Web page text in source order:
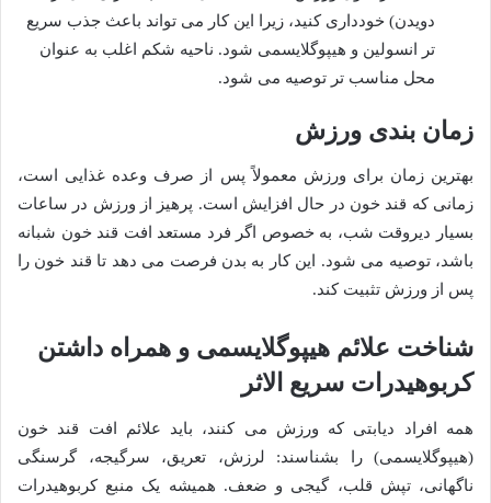
دویدن) خودداری کنید، زیرا این کار می تواند باعث جذب سریع
تر انسولین و هیپوگلایسمی شود. ناحیه شکم اغلب به عنوان
محل مناسب تر توصیه می شود.
زمان بندی ورزش
بهترین زمان برای ورزش معمولاً پس از صرف وعده غذایی است،
زمانی که قند خون در حال افزایش است. پرهیز از ورزش در ساعات
بسیار دیروقت شب، به خصوص اگر فرد مستعد افت قند خون شبانه
باشد، توصیه می شود. این کار به بدن فرصت می دهد تا قند خون را
پس از ورزش تثبیت کند.
شناخت علائم هیپوگلایسمی و همراه داشتن
کربوهیدرات سریع الاثر
همه افراد دیابتی که ورزش می کنند، باید علائم افت قند خون
(هیپوگلایسمی) را بشناسند: لرزش، تعریق، سرگیجه، گرسنگی
ناگهانی، تپش قلب، گیجی و ضعف. همیشه یک منبع کربوهیدرات